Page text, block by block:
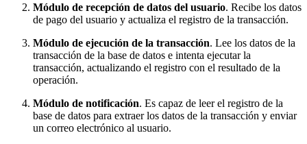
Módulo de recepción de datos del usuario. Recibe los datos
de pago del usuario y actualiza el registro de la transacción.
Módulo de ejecución de la transacción. Lee los datos de la
transacción de la base de datos e intenta ejecutar la
transacción, actualizando el registro con el resultado de la
operación.
Módulo de notificación. Es capaz de leer el registro de la
base de datos para extraer los datos de la transacción y enviar
un correo electrónico al usuario.